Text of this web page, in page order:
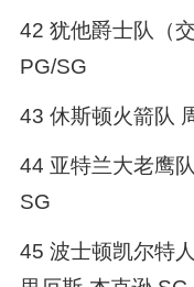
42 犹他爵士队（
PG/SG
43 休斯顿火箭队
44 亚特兰大老鹰
SG
45 波士顿凯尔特